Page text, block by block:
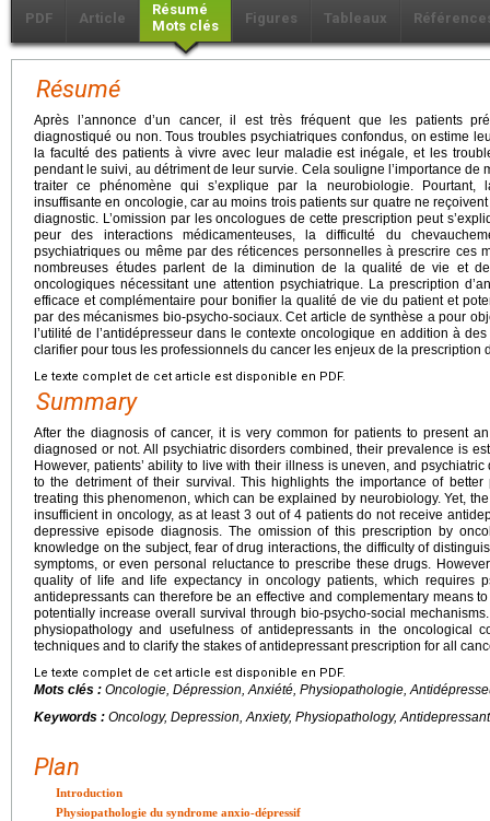
PDF Article
Résumé
Mots clés
Figures Tableaux
Résumé
Après l’annonce d’un cancer, il est très fréquent que les patients
diagnostiqué ou non. Tous troubles psychiatriques confondus, on estime
la faculté des patients à vivre avec leur maladie est inégale, et les
pendant le suivi, au détriment de leur survie. Cela souligne l’importance de
traiter ce phénomène qui s’explique par la neurobiologie. Pourtant,
insuffisante en oncologie, car au moins trois patients sur quatre ne
diagnostic. L’omission par les oncologues de cette prescription peut
peur des interactions médicamenteuses, la difficulté du
psychiatriques ou même par des réticences personnelles à prescrire ces
nombreuses études parlent de la diminution de la qualité de vie et
oncologiques nécessitant une attention psychiatrique. La prescription
efficace et complémentaire pour bonifier la qualité de vie du patient et
par des mécanismes bio-psycho-sociaux. Cet article de synthèse a pour
l’utilité de l’antidépresseur dans le contexte oncologique en addition à
clarifier pour tous les professionnels du cancer les enjeux de la prescription
Le texte complet de cet article est disponible en PDF.
Summary
After the diagnosis of cancer, it is very common for patients to present
diagnosed or not. All psychiatric disorders combined, their prevalence is
However, patients’ ability to live with their illness is uneven, and
to the detriment of their survival. This highlights the importance of
treating this phenomenon, which can be explained by neurobiology. Yet,
insufficient in oncology, as at least 3 out of 4 patients do not receive
depressive episode diagnosis. The omission of this prescription by
knowledge on the subject, fear of drug interactions, the difficulty of
symptoms, or even personal reluctance to prescribe these drugs.
quality of life and life expectancy in oncology patients, which requires
antidepressants can therefore be an effective and complementary means
potentially increase overall survival through bio-psycho-social
physiopathology and usefulness of antidepressants in the oncological
techniques and to clarify the stakes of antidepressant prescription for all
Le texte complet de cet article est disponible en PDF.
Mots clés : Oncologie, Dépression, Anxiété, Physiopathologie,
Keywords : Oncology, Depression, Anxiety, Physiopathology,
Plan
Introduction
Physiopathologie du syndrome anxio-dépressif